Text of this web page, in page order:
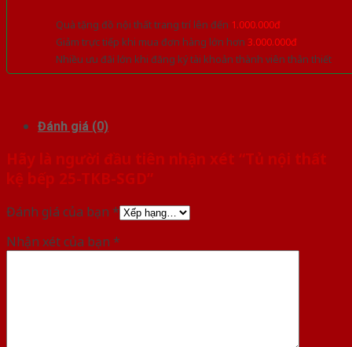
Quà tặng đồ nội thất trang trí lên đến 1.000.000đ
Giảm trực tiếp khi mua đơn hàng lớn hơn 3.000.000đ
Nhiều ưu đãi lớn khi đăng ký tài khoản thành viên thân thiết
Đánh giá (0)
Hãy là người đầu tiên nhận xét “Tủ nội thất
kệ bếp 25-TKB-SGD”
Đánh giá của bạn *
Nhận xét của bạn *